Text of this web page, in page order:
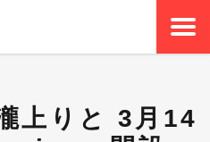
上りと 3月14